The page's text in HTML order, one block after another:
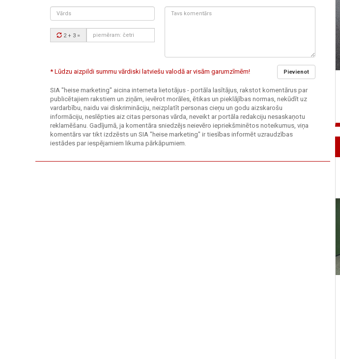
Vārds
Drošības
kods:
2 + 3 =
Tavs
Pievienot
* Lūdzu aizpildi summu vārdiski latviešu valodā ar visām garumzīmēm!
SIA "heise marketing" aicina interneta lietotājus - portāla lasītājus, rakstot komentārus par
publicētajiem rakstiem un ziņām, ievērot morāles, ētikas un pieklājības normas, nekūdīt uz
vardarbību, naidu vai diskrimināciju, neizplatīt personas cieņu un godu aizskarošu
informāciju, neslēpties aiz citas personas vārda, neveikt ar portāla redakciju nesaskaņotu
reklamēšanu. Gadījumā, ja komentāra sniedzējs neievēro iepriekšminētos noteikumus, viņa
komentārs var tikt izdzēsts un SIA "heise marketing" ir tiesības informēt uzraudzības
iestādes par iespējamiem likuma pārkāpumiem.